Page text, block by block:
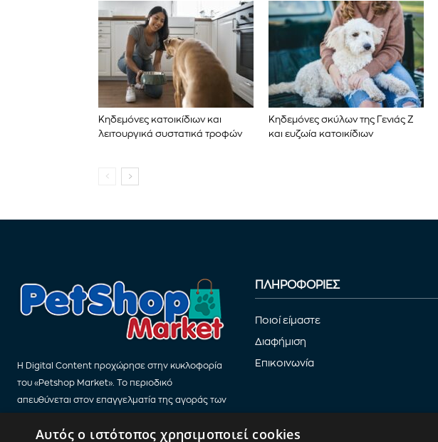
Κηδεμόνες κατοικίδιων και
λειτουργικά συστατικά τροφών
Κηδεμόνες σκύλων της Γενιάς Ζ
και ευζωία κατοικίδιων
Η Digital Content προχώρησε στην κυκλοφορία
του «Petshop Market». Το περιοδικό
απευθύνεται στον επαγγελματία της αγοράς των
ΠΛΗΡΟΦΟΡΙΕΣ
Ποιοί είμαστε
Διαφήμιση
Επικοινωνία
Αυτός ο ιστότοπος χρησιμοποιεί cookies